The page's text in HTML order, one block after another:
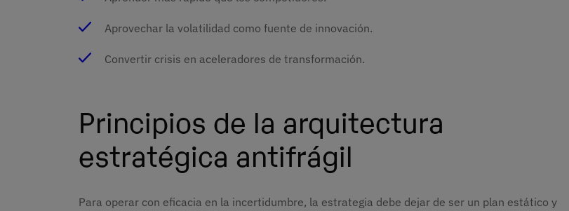
Aprovechar la volatilidad como fuente de innovación.
Convertir crisis en aceleradores de transformación.
Principios de la arquitectura
estratégica antifrágil
Para operar con eficacia en la incertidumbre, la estrategia debe dejar de ser un plan estático y